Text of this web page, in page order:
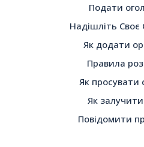
Подати
Надішліть
Як додати
Правила
Як просувати
Як залучити
Повідомити